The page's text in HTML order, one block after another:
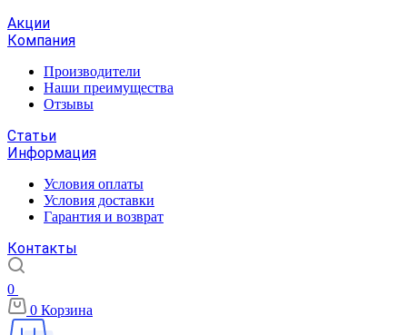
Акции
Компания
Производители
Наши преимущества
Отзывы
Статьи
Информация
Условия оплаты
Условия доставки
Гарантия и возврат
Контакты
0
0 Корзина